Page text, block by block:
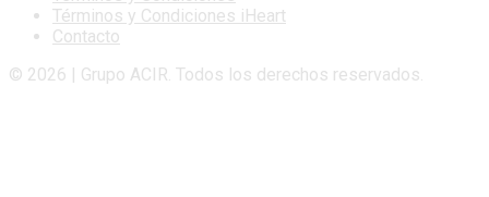
Términos y Condiciones iHeart
Contacto
© 2026 | Grupo ACIR. Todos los derechos reservados.